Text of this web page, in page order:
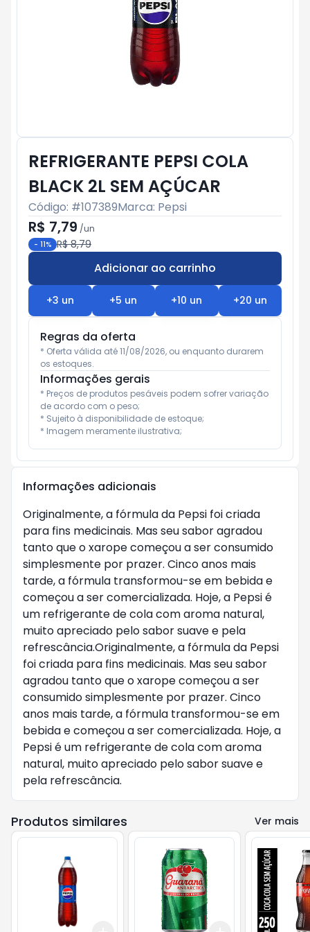
REFRIGERANTE PEPSI COLA
BLACK 2L SEM AÇÚCAR
Código: #107389Marca: Pepsi
R$ 7,79 /un
- 11% R$ 8,79
Adicionar ao carrinho
+3 un +5 un +10 un +20 un
Regras da oferta
* Oferta válida até 11/08/2026, ou enquanto durarem
os estoques.
Informações gerais
* Preços de produtos pesáveis podem sofrer variação
de acordo com o peso;
* Sujeito à disponibilidade de estoque;
* Imagem meramente ilustrativa;
Informações adicionais
Originalmente, a fórmula da Pepsi foi criada
para fins medicinais. Mas seu sabor agradou
tanto que o xarope começou a ser consumido
simplesmente por prazer. Cinco anos mais
tarde, a fórmula transformou-se em bebida e
começou a ser comercializada. Hoje, a Pepsi é
um refrigerante de cola com aroma natural,
muito apreciado pelo sabor suave e pela
refrescância.Originalmente, a fórmula da Pepsi
foi criada para fins medicinais. Mas seu sabor
agradou tanto que o xarope começou a ser
consumido simplesmente por prazer. Cinco
anos mais tarde, a fórmula transformou-se em
bebida e começou a ser comercializada. Hoje, a
Pepsi é um refrigerante de cola com aroma
natural, muito apreciado pelo sabor suave e
pela refrescância.
Produtos similares Ver mais